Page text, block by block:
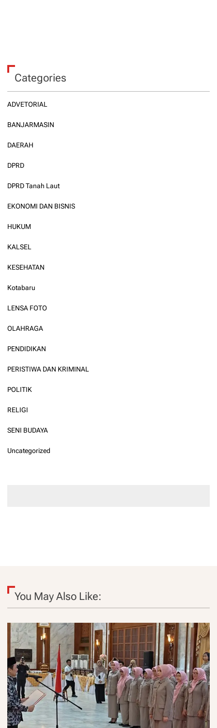
Categories
ADVETORIAL
BANJARMASIN
DAERAH
DPRD
DPRD Tanah Laut
EKONOMI DAN BISNIS
HUKUM
KALSEL
KESEHATAN
Kotabaru
LENSA FOTO
OLAHRAGA
PENDIDIKAN
PERISTIWA DAN KRIMINAL
POLITIK
RELIGI
SENI BUDAYA
Uncategorized
You May Also Like: